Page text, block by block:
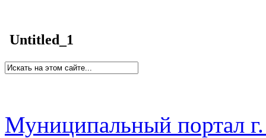
Untitled_1
Муниципальный портал